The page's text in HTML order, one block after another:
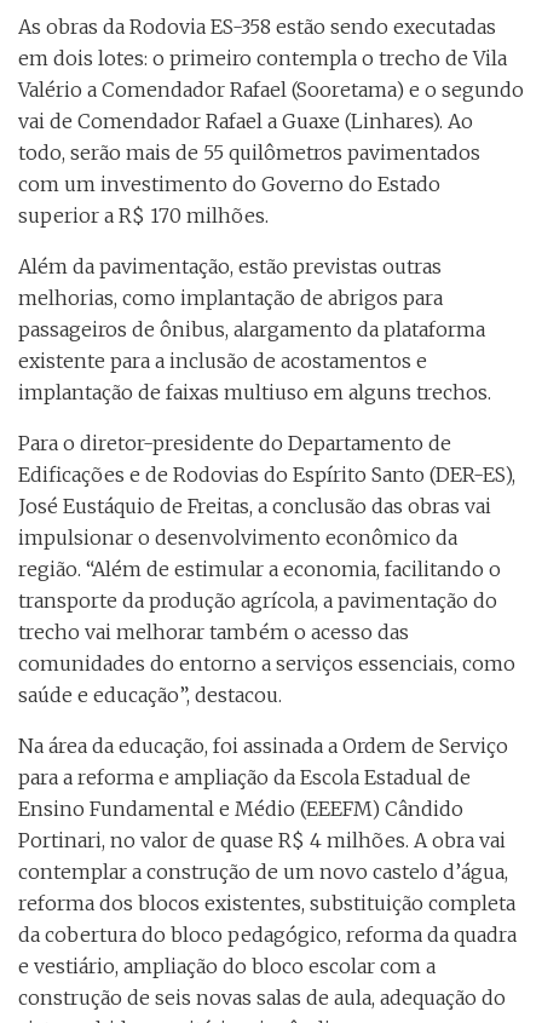
As obras da Rodovia ES-358 estão sendo executadas
em dois lotes: o primeiro contempla o trecho de Vila
Valério a Comendador Rafael (Sooretama) e o segundo
vai de Comendador Rafael a Guaxe (Linhares). Ao
todo, serão mais de 55 quilômetros pavimentados
com um investimento do Governo do Estado
superior a R$ 170 milhões.
Além da pavimentação, estão previstas outras
melhorias, como implantação de abrigos para
passageiros de ônibus, alargamento da plataforma
existente para a inclusão de acostamentos e
implantação de faixas multiuso em alguns trechos.
Para o diretor-presidente do Departamento de
Edificações e de Rodovias do Espírito Santo (DER-ES),
José Eustáquio de Freitas, a conclusão das obras vai
impulsionar o desenvolvimento econômico da
região. “Além de estimular a economia, facilitando o
transporte da produção agrícola, a pavimentação do
trecho vai melhorar também o acesso das
comunidades do entorno a serviços essenciais, como
saúde e educação”, destacou.
Na área da educação, foi assinada a Ordem de Serviço
para a reforma e ampliação da Escola Estadual de
Ensino Fundamental e Médio (EEEFM) Cândido
Portinari, no valor de quase R$ 4 milhões. A obra vai
contemplar a construção de um novo castelo d’água,
reforma dos blocos existentes, substituição completa
da cobertura do bloco pedagógico, reforma da quadra
e vestiário, ampliação do bloco escolar com a
construção de seis novas salas de aula, adequação do